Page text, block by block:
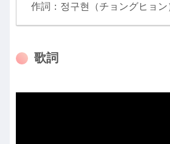
作詞：정구현（チョングヒョン
歌詞